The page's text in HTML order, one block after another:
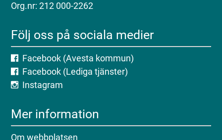
Org.nr: 212 000-2262
Följ oss på sociala medier
Facebook (Avesta kommun)
Facebook (Lediga tjänster)
Instagram
Mer information
Om webbplatsen